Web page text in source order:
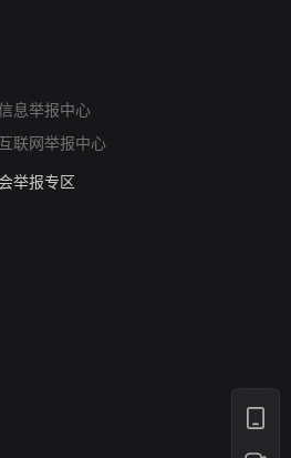
息举报中心
联网举报中心
荐专项举报
举报专区